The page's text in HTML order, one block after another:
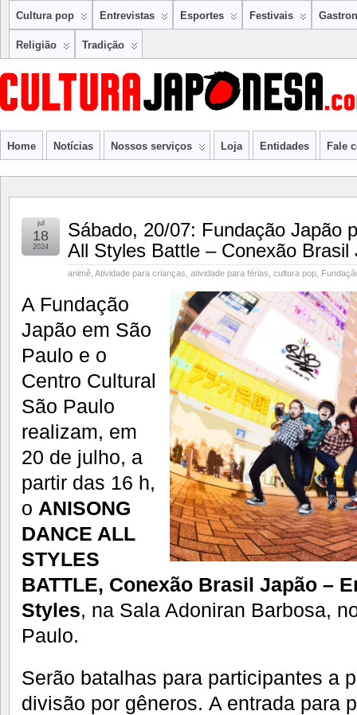
Cultura pop Entrevistas Esportes Festivais
Religião Tradição
Home Notícias Nossos serviços Loja Entidades Fale
Sábado, 20/07: Fundação Japão
All Styles Battle – Conexão Brasil
animê Atividade para crianças atividade para férias cultura pop
jul
18
2024
A Fundação
Japão em São
Paulo e o
Centro Cultural
São Paulo
realizam, em
20 de julho, a
partir das 16 h,
o ANISONG
DANCE ALL
STYLES
BATTLE, Conexão Brasil Japão –
Styles, na Sala Adoniran Barbosa,
Paulo.
Serão batalhas para participantes a
divisão por gêneros. A entrada para